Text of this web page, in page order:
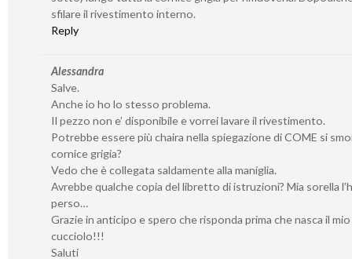
sfilare il rivestimento interno.
Reply
Alessandra
Salve.
Anche io ho lo stesso problema.
Il pezzo non e’ disponibile e vorrei lavare il rivestimento.
Potrebbe essere più chaira nella spiegazione di COME si
cornice grigia?
Vedo che è collegata saldamente alla maniglia.
Avrebbe qualche copia del libretto di istruzioni? Mia sorella
perso…
Grazie in anticipo e spero che risponda prima che nasca il mio
cucciolo!!!
Saluti